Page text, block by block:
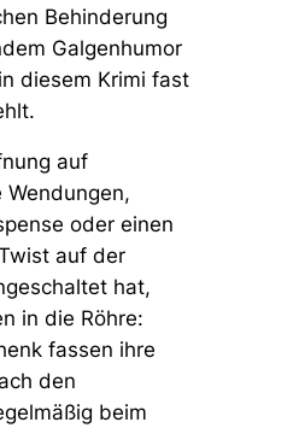
Behinderung
Galgenhumor
diesem Krimi fast
auf
oder einen
auf der
hat,
in die Röhre:
fassen ihre
den
beim